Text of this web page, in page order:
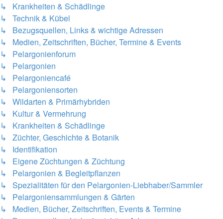
↳ Krankheiten & Schädlinge
↳ Technik & Kübel
↳ Bezugsquellen, Links & wichtige Adressen
↳ Medien, Zeitschriften, Bücher, Termine & Events
↳ Pelargonienforum
↳ Pelargonien
↳ Pelargoniencafé
↳ Pelargoniensorten
↳ Wildarten & Primärhybriden
↳ Kultur & Vermehrung
↳ Krankheiten & Schädlinge
↳ Züchter, Geschichte & Botanik
↳ Identifikation
↳ Eigene Züchtungen & Züchtung
↳ Pelargonien & Begleitpflanzen
↳ Spezialitäten für den Pelargonien-Liebhaber/Sammler
↳ Pelargoniensammlungen & Gärten
↳ Medien, Bücher, Zeitschriften, Events & Termine